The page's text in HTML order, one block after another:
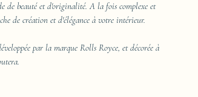
de beauté et d'originalité. A la fois complexe et
de création et d'élégance à votre intérieur.
par la marque Rolls Royce, et décorée à